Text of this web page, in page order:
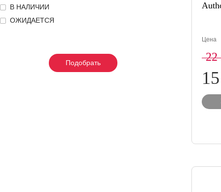
В НАЛИЧИИ
ОЖИДАЕТСЯ
Подобрать
Подобрать
Подобрать
Цена